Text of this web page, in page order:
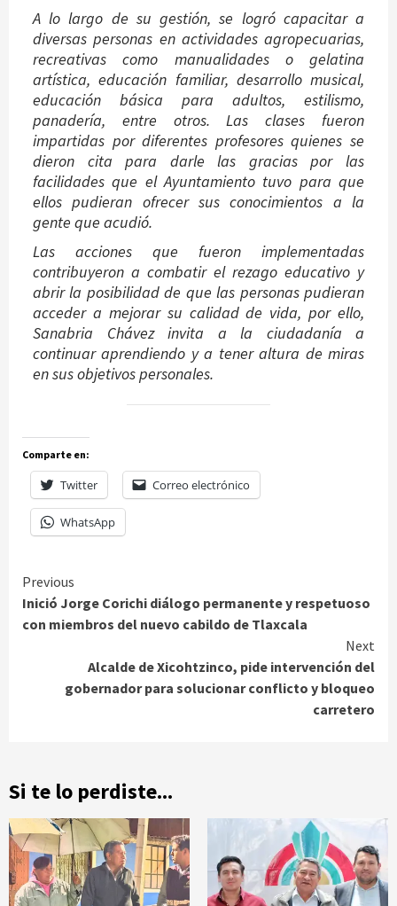
A lo largo de su gestión, se logró capacitar a
diversas personas en actividades agropecuarias,
recreativas como manualidades o gelatina
artística, educación familiar, desarrollo musical,
educación básica para adultos, estilismo,
panadería, entre otros. Las clases fueron
impartidas por diferentes profesores quienes se
dieron cita para darle las gracias por las
facilidades que el Ayuntamiento tuvo para que
ellos pudieran ofrecer sus conocimientos a la
gente que acudió.
Las acciones que fueron implementadas
contribuyeron a combatir el rezago educativo y
abrir la posibilidad de que las personas pudieran
acceder a mejorar su calidad de vida, por ello,
Sanabria Chávez invita a la ciudadanía a
continuar aprendiendo y a tener altura de miras
en sus objetivos personales.
Comparte en:
Twitter Correo electrónico
WhatsApp
Continue
Reading
Previous
Inició Jorge Corichi diálogo permanente y respetuoso
con miembros del nuevo cabildo de Tlaxcala
Next
Alcalde de Xicohtzinco, pide intervención del
gobernador para solucionar conflicto y bloqueo
carretero
Si te lo perdiste...